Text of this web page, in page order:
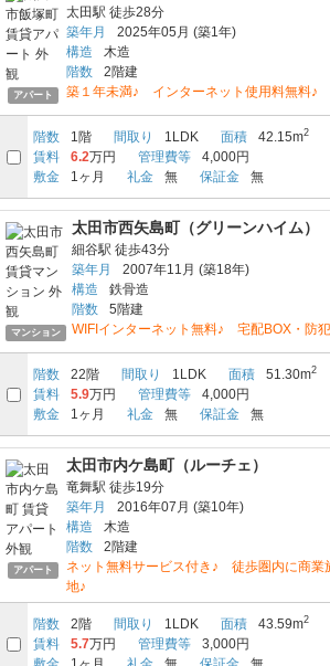
アパート
太田駅 徒歩28分
築年月
2025年05月 (築1年)
構造
木造
階数
2階建
築１年未満♪ インターネット使用料無料♪
階数 1階 間取り 1LDK 面積 42.15m2
賃料 6.2万円 管理費等
4,000円
敷金
1ヶ月 礼金 無 保証金 無
マンション
太田市西矢島町（グリーンハイム）
細谷駅 徒歩43分
築年月
2007年11月 (築18年)
構造
鉄骨造
階数
5階建
WIFIインターネット無料♪ 宅配BOX・防
階数 22階 間取り 1LDK 面積 51.30m2
賃料 5.9万円 管理費等
4,000円
敷金
1ヶ月 礼金 無 保証金 無
アパート
太田市内ケ島町（ルーチェ）
竜舞駅 徒歩19分
築年月
2016年07月 (築10年)
構造
木造
階数
2階建
ネット無料サービス付き♪ 徒歩圏内に商業
地♪
階数 2階 間取り 1LDK 面積 43.59m2
賃料 5.7万円 管理費等
3,000円